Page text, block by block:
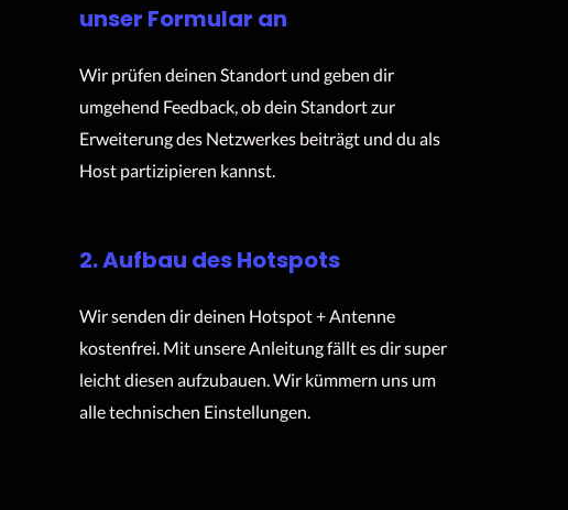
unser Formular an
Wir prüfen deinen Standort und geben dir
umgehend Feedback, ob dein Standort zur
Erweiterung des Netzwerkes beiträgt und du als
Host partizipieren kannst.
2. Aufbau des Hotspots
Wir senden dir deinen Hotspot + Antenne
kostenfrei. Mit unsere Anleitung fällt es dir super
leicht diesen aufzubauen. Wir kümmern uns um
alle technischen Einstellungen.